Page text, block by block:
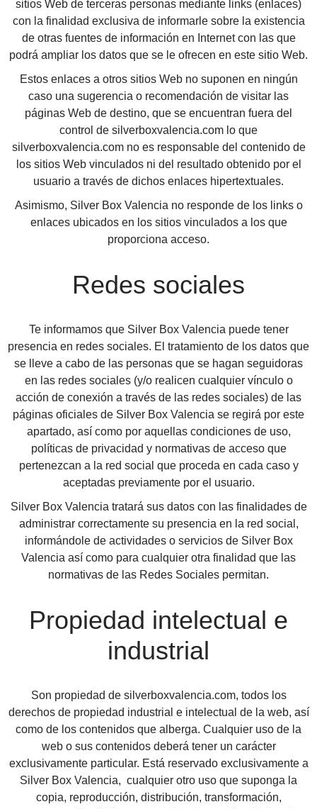
sitios Web de terceras personas mediante links (enlaces)
con la finalidad exclusiva de informarle sobre la existencia
de otras fuentes de información en Internet con las que
podrá ampliar los datos que se le ofrecen en este sitio Web.
Estos enlaces a otros sitios Web no suponen en ningún
caso una sugerencia o recomendación de visitar las
páginas Web de destino, que se encuentran fuera del
control de silverboxvalencia.com lo que
silverboxvalencia.com no es responsable del contenido de
los sitios Web vinculados ni del resultado obtenido por el
usuario a través de dichos enlaces hipertextuales.
Asimismo, Silver Box Valencia no responde de los links o
enlaces ubicados en los sitios vinculados a los que
proporciona acceso.
Redes sociales
Te informamos que Silver Box Valencia puede tener
presencia en redes sociales. El tratamiento de los datos que
se lleve a cabo de las personas que se hagan seguidoras
en las redes sociales (y/o realicen cualquier vínculo o
acción de conexión a través de las redes sociales) de las
páginas oficiales de Silver Box Valencia se regirá por este
apartado, así como por aquellas condiciones de uso,
políticas de privacidad y normativas de acceso que
pertenezcan a la red social que proceda en cada caso y
aceptadas previamente por el usuario.
Silver Box Valencia tratará sus datos con las finalidades de
administrar correctamente su presencia en la red social,
informándole de actividades o servicios de Silver Box
Valencia así como para cualquier otra finalidad que las
normativas de las Redes Sociales permitan.
Propiedad intelectual e
industrial
Son propiedad de silverboxvalencia.com, todos los
derechos de propiedad industrial e intelectual de la web, así
como de los contenidos que alberga. Cualquier uso de la
web o sus contenidos deberá tener un carácter
exclusivamente particular. Está reservado exclusivamente a
Silver Box Valencia, cualquier otro uso que suponga la
copia, reproducción, distribución, transformación,